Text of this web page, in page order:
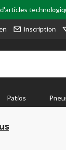
Inscription
Patios